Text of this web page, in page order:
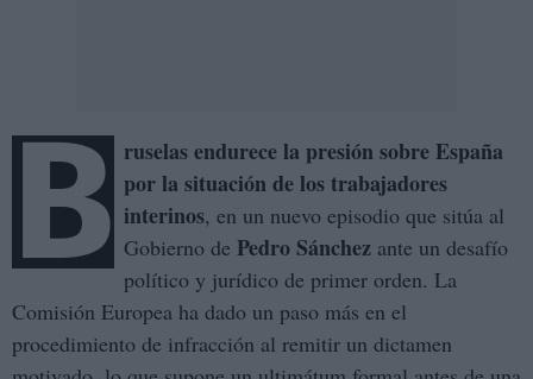
B ruselas endurece la presión sobre España
por la situación de los trabajadores
interinos, en un nuevo episodio que sitúa al
Gobierno de Pedro Sánchez ante un desafío
político y jurídico de primer orden. La
Comisión Europea ha dado un paso más en el
procedimiento de infracción al remitir un dictamen